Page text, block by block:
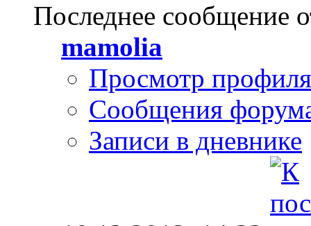
Последнее сообщение
mamolia
Просмотр профиля
Сообщения
Записи в дневнике